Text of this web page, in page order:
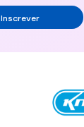
Inscrever